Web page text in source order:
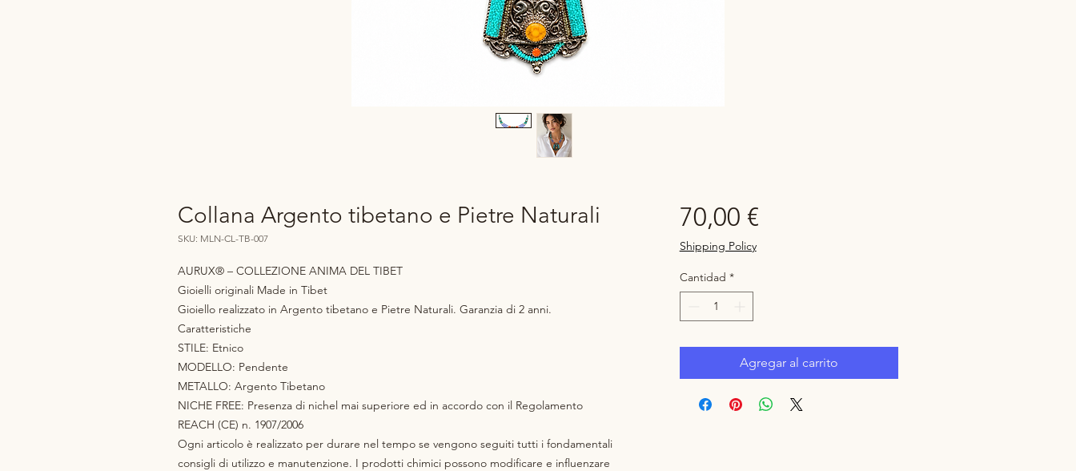
Collana Argento tibetano e Pietre Naturali
SKU: MLN-CL-TB-007
AURUX® – COLLEZIONE ANIMA DEL TIBET
Gioielli originali Made in Tibet
Gioiello realizzato in Argento tibetano e Pietre Naturali. Garanzia di 2 anni.
Caratteristiche
STILE: Etnico
MODELLO: Pendente
METALLO: Argento Tibetano
NICHE FREE: Presenza di nichel mai superiore ed in accordo con il Regolamento
REACH (CE) n. 1907/2006
Ogni articolo è realizzato per durare nel tempo se vengono seguiti tutti i fondamentali
consigli di utilizzo e manutenzione. I prodotti chimici possono modificare e influenzare
70,00 €Precio
Shipping Policy
Cantidad *
Agregar al carrito